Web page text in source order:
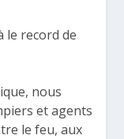
le record de
nous
et agents
le feu, aux